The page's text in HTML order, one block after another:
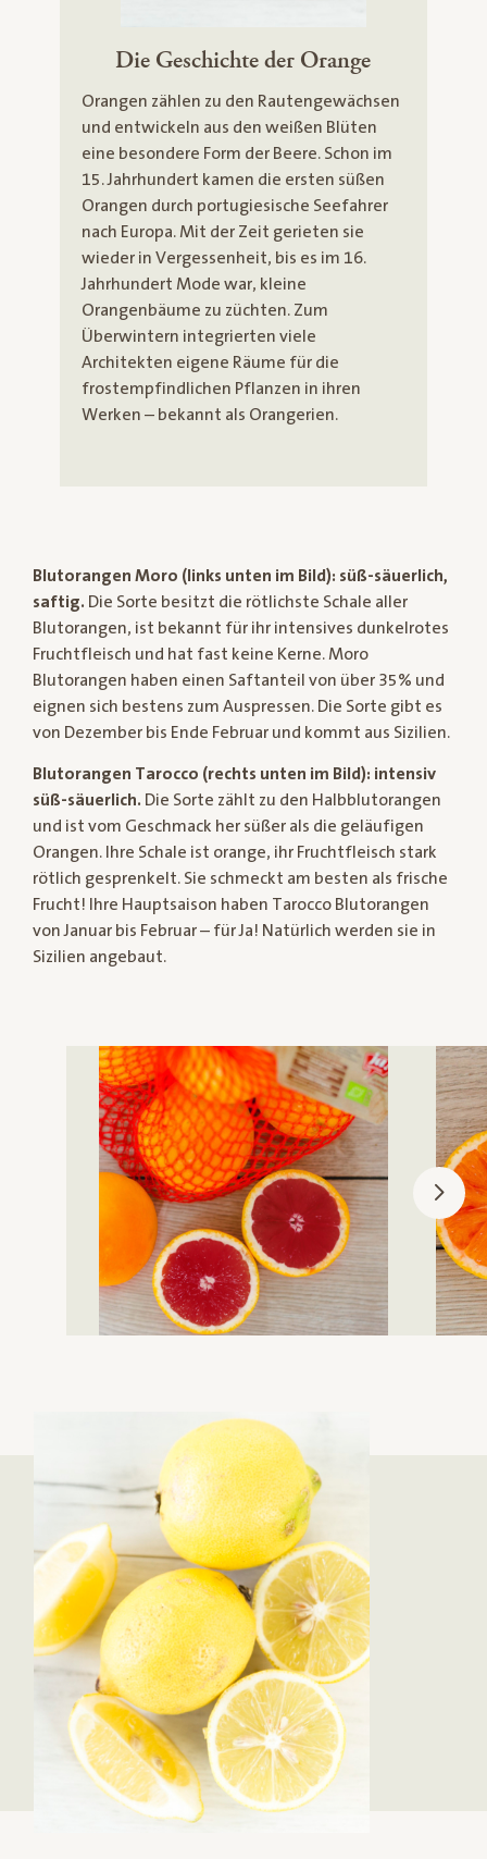
Die Geschichte der Orange
Orangen zählen zu den Rautengewächsen
und entwickeln aus den weißen Blüten
eine besondere Form der Beere. Schon im
15. Jahrhundert kamen die ersten süßen
Orangen durch portugiesische Seefahrer
nach Europa. Mit der Zeit gerieten sie
wieder in Vergessenheit, bis es im 16.
Jahrhundert Mode war, kleine
Orangenbäume zu züchten. Zum
Überwintern integrierten viele
Architekten eigene Räume für die
frostempfindlichen Pflanzen in ihren
Werken – bekannt als Orangerien.
Blutorangen Moro (links unten im Bild): süß-säuerlich,
saftig. Die Sorte besitzt die rötlichste Schale aller
Blutorangen, ist bekannt für ihr intensives dunkelrotes
Fruchtfleisch und hat fast keine Kerne. Moro
Blutorangen haben einen Saftanteil von über 35% und
eignen sich bestens zum Auspressen. Die Sorte gibt es
von Dezember bis Ende Februar und kommt aus Sizilien.
Blutorangen Tarocco (rechts unten im Bild): intensiv
süß-säuerlich. Die Sorte zählt zu den Halbblutorangen
und ist vom Geschmack her süßer als die geläufigen
Orangen. Ihre Schale ist orange, ihr Fruchtfleisch stark
rötlich gesprenkelt. Sie schmeckt am besten als frische
Frucht! Ihre Hauptsaison haben Tarocco Blutorangen
von Januar bis Februar – für Ja! Natürlich werden sie in
Sizilien angebaut.